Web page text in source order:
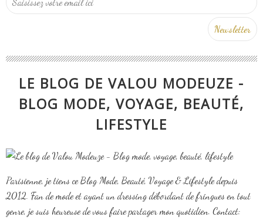
LE BLOG DE VALOU MODEUZE -
BLOG MODE, VOYAGE, BEAUTÉ,
LIFESTYLE
Parisienne, je tiens ce Blog Mode, Beauté, Voyage & Lifestyle depuis
2012. Fan de mode et ayant un dressing débordant de fringues en tout
genre, je suis heureuse de vous faire partager mon quotidien. Contact: